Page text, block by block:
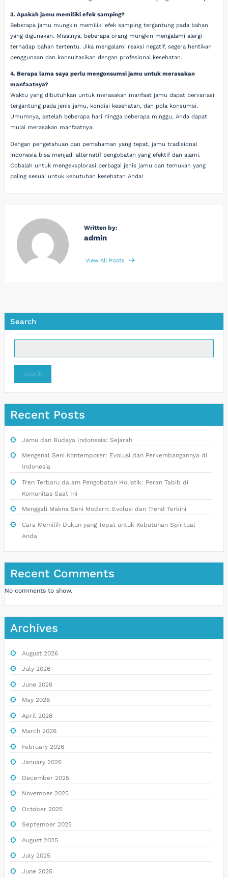
3. Apakah jamu memiliki efek samping?
Beberapa jamu mungkin memiliki efek samping tergantung pada bahan
yang digunakan. Misalnya, beberapa orang mungkin mengalami alergi
terhadap bahan tertentu. Jika mengalami reaksi negatif, segera hentikan
penggunaan dan konsultasikan dengan profesional kesehatan.
4. Berapa lama saya perlu mengonsumsi jamu untuk merasakan
manfaatnya?
Waktu yang dibutuhkan untuk merasakan manfaat jamu dapat bervariasi
tergantung pada jenis jamu, kondisi kesehatan, dan pola konsumsi.
Umumnya, setelah beberapa hari hingga beberapa minggu, Anda dapat
mulai merasakan manfaatnya.
Dengan pengetahuan dan pemahaman yang tepat, jamu tradisional
Indonesia bisa menjadi alternatif pengobatan yang efektif dan alami.
Cobalah untuk mengeksplorasi berbagai jenis jamu dan temukan yang
paling sesuai untuk kebutuhan kesehatan Anda!
Written by:
admin
View All Posts
Search
Search
Recent Posts
Jamu dan Budaya Indonesia: Sejarah
Mengenal Seni Kontemporer: Evolusi dan Perkembangannya di
Indonesia
Tren Terbaru dalam Pengobatan Holistik: Peran Tabib di
Komunitas Saat Ini
Menggali Makna Seni Modern: Evolusi dan Trend Terkini
Cara Memilih Dukun yang Tepat untuk Kebutuhan Spiritual
Anda
Recent Comments
No comments to show.
Archives
August 2026
July 2026
June 2026
May 2026
April 2026
March 2026
February 2026
January 2026
December 2025
November 2025
October 2025
September 2025
August 2025
July 2025
June 2025